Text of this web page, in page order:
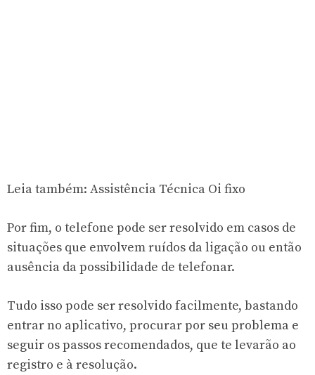
Leia também: Assistência Técnica Oi fixo
Por fim, o telefone pode ser resolvido em casos de
situações que envolvem ruídos da ligação ou então
ausência da possibilidade de telefonar.
Tudo isso pode ser resolvido facilmente, bastando
entrar no aplicativo, procurar por seu problema e
seguir os passos recomendados, que te levarão ao
registro e à resolução.